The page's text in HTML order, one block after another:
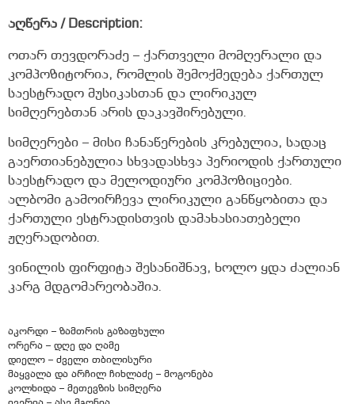
აღწერა / Description:
ოთარ თევდორაძე – ქართველი მომღერალი და
კომპოზიტორია, რომლის შემოქმედება ქართულ
საესტრადო მუსიკასთან და ლირიკულ
სიმღერებთან არის დაკავშირებული.
სიმღერები – მისი ჩანაწერების კრებულია, სადაც
გაერთიანებულია სხვადასხვა პერიოდის ქართული
საესტრადო და მელოდიური კომპოზიციები.
ალბომი გამოირჩევა ლირიკული განწყობითა და
ქართული ესტრადისთვის დამახასიათებელი
ჟღერადობით.
ვინილის ფირფიტა შესანიშნავ, ხოლო ყდა ძალიან
კარგ მდგომარეობაშია.
აკორდი – ზამთრის გაზაფხული
ორერა – დღე და ღამე
დიელო – ძველი თბილისური
მაყვალა და არჩილ ჩიხლაძე – მოგონება
კოლხიდა – მეთევზის სიმღერა